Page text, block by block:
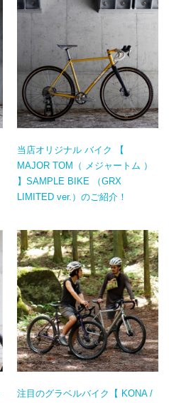
当店オリジナル バイク 【
MAJOR TOM（ メジャートム ）
】SAMPLE BIKE （GRX
LIMITED ver.）のご紹介！
注目のグラベルバイク【 KONA /